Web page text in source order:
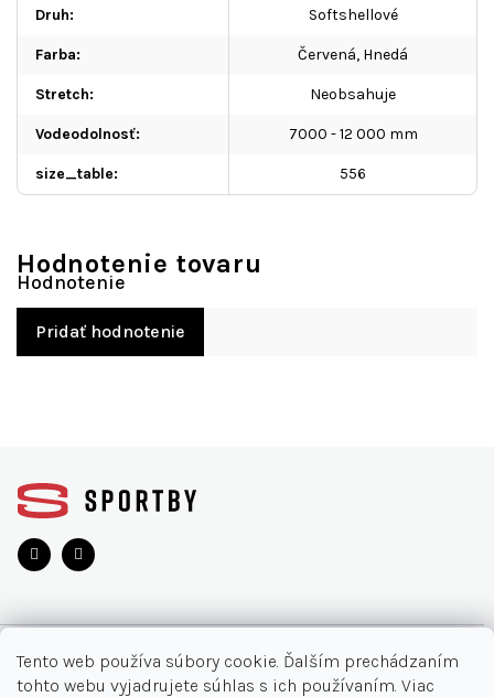
Tento web používa súbory cookie. Ďalším prechádzaním
tohto webu vyjadrujete súhlas s ich používaním. Viac
Druh: Softshellové
Farba: Červená, Hnedá
Stretch: Neobsahuje
Vodeodolnosť: 7000 - 12 000 mm
size_table: 556
Hodnotenie tovaru
Pridať hodnotenie
e
O NÁKUPE